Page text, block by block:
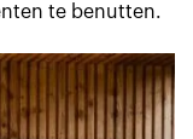
te benutten.